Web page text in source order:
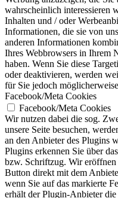
wahrscheinlich interessieren
Inhalten und / oder
Informationen, die sie von
anderen Informationen
Ihres Webbrowsers in Ihrem
haben. Wenn Sie diese
oder deaktivieren, werden
für Sie jedoch
Facebook/Meta Cookies
Facebook/Meta Cookies
Wir nutzen dabei die sog.
unsere Seite besuchen,
an den Anbieter des Plugins
Plugins erkennen Sie über
bzw. Schriftzug. Wir
Button direkt mit dem
wenn Sie auf das markierte
erhält der Plugin-Anbieter